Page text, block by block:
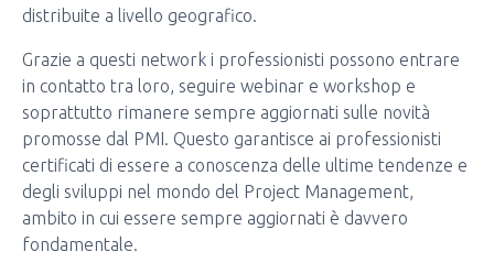
distribuite a livello geografico.
Grazie a questi network i professionisti possono entrare
in contatto tra loro, seguire webinar e workshop e
soprattutto rimanere sempre aggiornati sulle novità
promosse dal PMI. Questo garantisce ai professionisti
certificati di essere a conoscenza delle ultime tendenze e
degli sviluppi nel mondo del Project Management,
ambito in cui essere sempre aggiornati è davvero
fondamentale.